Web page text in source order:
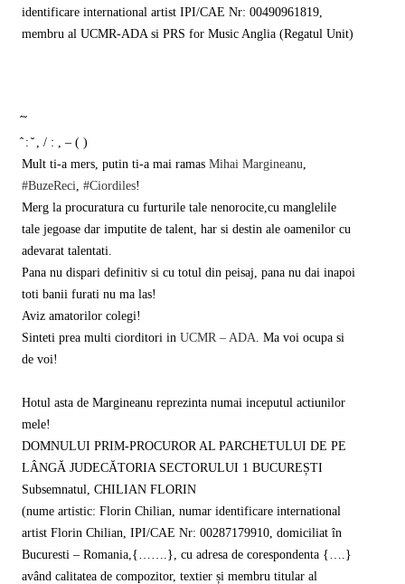
identificare international artist IPI/CAE Nr: 00490961819,
membru al UCMR-ADA si PRS for Music Anglia (Regatul Unit)
̂ ̆
̂ : ̆ , / : , – ( )
Mult ti-a mers, putin ti-a mai ramas Mihai Margineanu,
#BuzeReci, #Ciordiles!
Merg la procuratura cu furturile tale nenorocite,cu manglelile
tale jegoase dar imputite de talent, har si destin ale oamenilor cu
adevarat talentati.
Pana nu dispari definitiv si cu totul din peisaj, pana nu dai inapoi
toti banii furati nu ma las!
Aviz amatorilor colegi!
Sinteti prea multi ciorditori in UCMR – ADA. Ma voi ocupa si
de voi!
Hotul asta de Margineanu reprezinta numai inceputul actiunilor
mele!
DOMNULUI PRIM-PROCUROR AL PARCHETULUI DE PE
LÂNGĂ JUDECĂTORIA SECTORULUI 1 BUCUREȘTI
Subsemnatul, CHILIAN FLORIN
(nume artistic: Florin Chilian, numar identificare international
artist Florin Chilian, IPI/CAE Nr: 00287179910, domiciliat în
Bucuresti – Romania,{…….}, cu adresa de corespondenta {….}
având calitatea de compozitor, textier și membru titular al